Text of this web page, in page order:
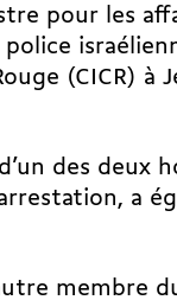
pour les
(CICR) à
des deux
a
membre